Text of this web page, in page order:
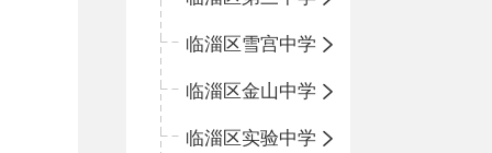
临淄区雪宫中学
临淄区金山中学
临淄区实验中学